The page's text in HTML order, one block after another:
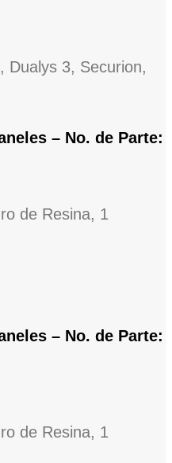
Dualys 3, Securion,
– No. de Parte:
de Resina, 1
– No. de Parte:
de Resina, 1